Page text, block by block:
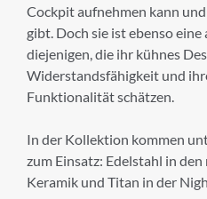
Cockpit aufnehmen kann
gibt. Doch sie ist ebenso
diejenigen, die ihr kühnes
Widerstandsfähigkeit und
Funktionalität schätzen.
In der Kollektion kommen
zum Einsatz: Edelstahl in
Keramik und Titan in der
Melden Sie sich zu unserem
Anrede
Vorname